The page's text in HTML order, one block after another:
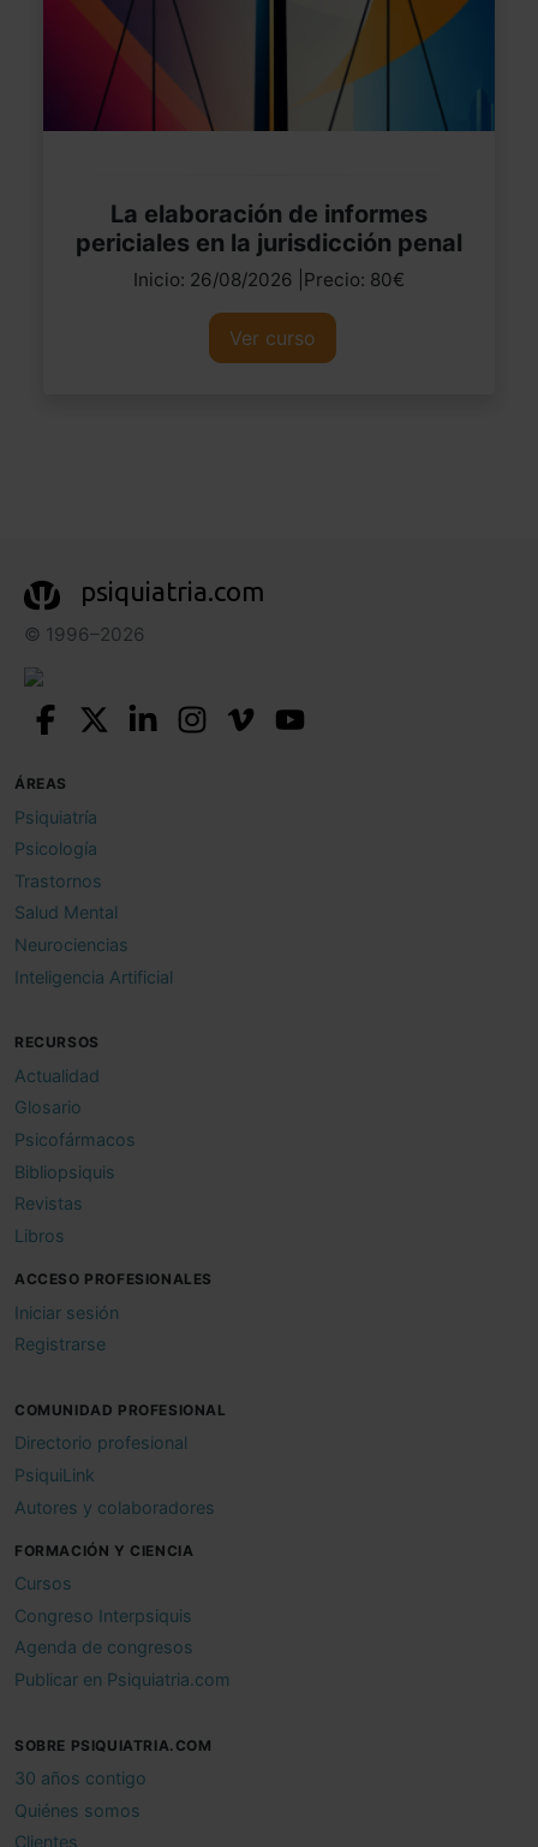
La elaboración de informes
periciales en la jurisdicción penal
Inicio: 26/08/2026 |Precio: 80€
Ver curso
psiquiatria.com
© 1996–2026
ÁREAS
Psiquiatría
Psicología
Trastornos
Salud Mental
Neurociencias
Inteligencia Artificial
RECURSOS
Actualidad
Glosario
Psicofármacos
Bibliopsiquis
Revistas
Libros
ACCESO PROFESIONALES
Iniciar sesión
Registrarse
COMUNIDAD PROFESIONAL
Directorio profesional
PsiquiLink
Autores y colaboradores
FORMACIÓN Y CIENCIA
Cursos
Congreso Interpsiquis
Agenda de congresos
Publicar en Psiquiatria.com
SOBRE PSIQUIATRIA.COM
30 años contigo
Quiénes somos
Clientes